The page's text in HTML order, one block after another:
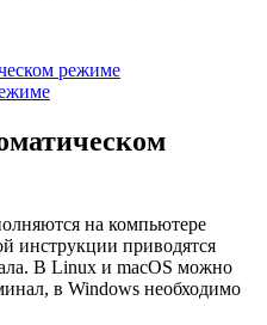
режиме
на компьютере
инструкции приводятся
В Linux и macOS можно
в Windows необходимо